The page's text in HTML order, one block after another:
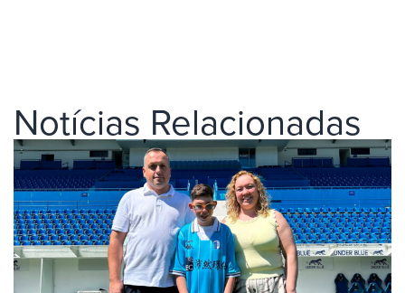
Notícias Relacionadas